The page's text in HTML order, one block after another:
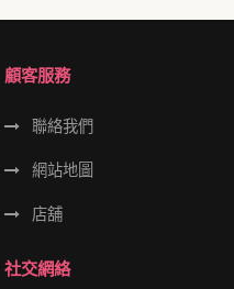
顧客服務
聯絡我們
網站地圖
店舖
社交網絡